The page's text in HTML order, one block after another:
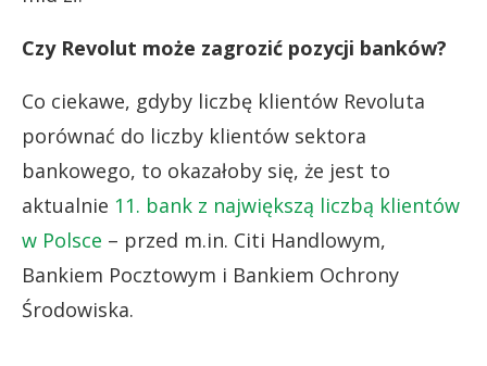
Czy Revolut może zagrozić pozycji banków?
Co ciekawe, gdyby liczbę klientów Revoluta
porównać do liczby klientów sektora
bankowego, to okazałoby się, że jest to
aktualnie 11. bank z największą liczbą klientów
w Polsce – przed m.in. Citi Handlowym,
Bankiem Pocztowym i Bankiem Ochrony
Środowiska.